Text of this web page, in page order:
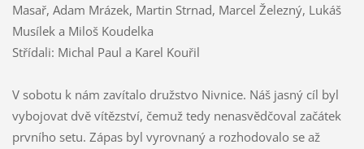
Masař, Adam Mrázek, Martin Strnad, Marcel Železný, Lukáš
Musílek a Miloš Koudelka
Střídali: Michal Paul a Karel Kouřil
V sobotu k nám zavítalo družstvo Nivnice. Náš jasný cíl byl
vybojovat dvě vítězství, čemuž tedy nenasvědčoval začátek
prvního setu. Zápas byl vyrovnaný a rozhodovalo se až